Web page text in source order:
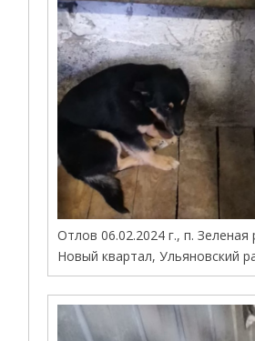
Отлов 06.02.2024 г., п. Зеленая
Новый квартал, Ульяновский